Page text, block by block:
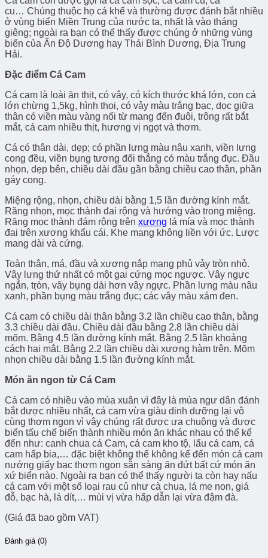
cu… Chúng thuộc họ cá khế và thường được đánh bắt nhiều
ở vùng biển Miền Trung của nước ta, nhất là vào tháng
giêng; ngoài ra bạn có thể thấy được chúng ở những vùng
biển của Ấn Độ Dương hay Thái Bình Dương, Địa Trung
Hải.
Đặc điểm Cá Cam
Cá cam là loài ăn thịt, có vây, có kích thước khá lớn, con cá
lớn chừng 1,5kg, hình thoi, có vảy màu trắng bạc, dọc giữa
thân có viền màu vàng nối từ mang đến đuôi, trông rất bắt
mắt, cá cam nhiều thịt, hương vị ngọt và thơm.
Cá có thân dài, dẹp; có phần lưng màu nâu xanh, viền lưng
cong đều, viền bụng tương đối thẳng có màu trắng đục. Đầu
nhọn, dẹp bên, chiều dài đầu gần bằng chiều cao thân, phần
gáy cong.
Miệng rộng, nhọn, chiều dài bằng 1,5 lần đường kính mắt.
Răng nhọn, mọc thành đai rộng và hướng vào trong miệng.
Răng mọc thành đám rộng trên xương lá mía và mọc thành
đai trên xương khẩu cái. Khe mang không liền với ức. Lư­ợc
mang dài và cứng.
Toàn thân, má, đầu và xương nắp mang phủ vảy tṛòn nhỏ.
Vây lưng thứ nhất có một gai cứng mọc ngược. Vây ngực
ngắn, tṛòn, vây bụng dài hơn vây ngực. Phần lưng màu nâu
xanh, phần bụng màu trắng đục; các vây màu xám đen.
Cá cam có chiều dài thân bằng 3.2 lần chiều cao thân, bằng
3.3 chiều dài đầu. Chiều dài đầu bằng 2.8 lần chiều dài
mõm. Bằng 4.5 lần đường kính mắt. Bằng 2.5 lần khoảng
cách hai mắt. Bằng 2.2 lần chiều dài xương hàm trên. Mõm
nhọn chiều dài bằng 1.5 lần đường kính mắt.
Món ăn ngon từ Cá Cam
Cá cam có nhiều vào mùa xuân vì đây là mùa ngư dân đánh
bắt được nhiều nhất, cá cam vừa giàu dinh dưỡng lại vô
cùng thơm ngon vì vậy chúng rất được ưa chuộng và được
biến tấu chế biến thành nhiều món ăn khác nhau có thể kể
đến như: canh chua cá Cam, cá cam kho tộ, lẩu cá cam, cá
cam hấp bia,… đặc biệt không thể không kể đến món cá cam
nướng giấy bạc thơm ngon sẵn sàng ăn đứt bất cứ món ăn
xứ biển nào. Ngoài ra bạn có thể thấy người ta còn hay nấu
cá cam với một số loại rau củ như cà chua, lá me non, giá
đỗ, bạc hà, lá dít,… mùi vị vừa hấp dẫn lại vừa đậm đà.
(Giá đã bao gồm VAT)
Đánh giá (0)